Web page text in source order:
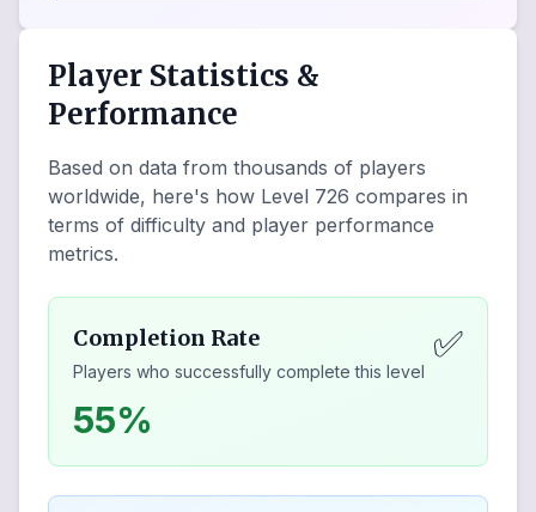
Player Statistics &
Performance
Based on data from thousands of players
worldwide, here's how Level 726 compares in
terms of difficulty and player performance
metrics.
Completion Rate
Players who successfully complete this level
✅
55%